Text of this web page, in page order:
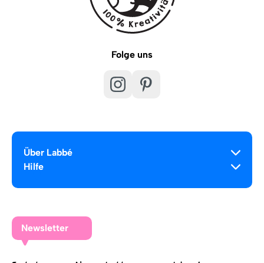
Folge uns
Über Labbé
Hilfe
Newsletter